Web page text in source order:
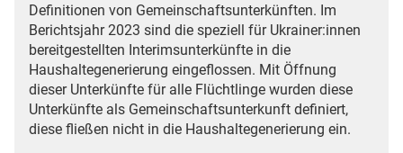
Definitionen von Gemeinschaftsunterkünften. Im
Berichtsjahr 2023 sind die speziell für Ukrainer:innen
bereitgestellten Interimsunterkünfte in die
Haushaltegenerierung eingeflossen. Mit Öffnung
dieser Unterkünfte für alle Flüchtlinge wurden diese
Unterkünfte als Gemeinschaftsunterkunft definiert,
diese fließen nicht in die Haushaltegenerierung ein.